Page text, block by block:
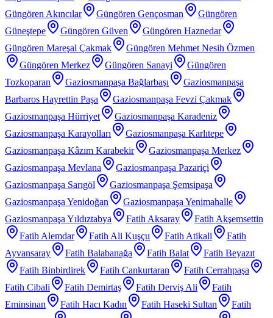
Güngören Akıncılar
Güngören Gençosman
Güngören
Güneştepe
Güngören Güven
Güngören Haznedar
Güngören Mareşal Çakmak
Güngören Mehmet Nesih Özmen
Güngören Merkez
Güngören Sanayi
Güngören
Tozkoparan
Gaziosmanpaşa Bağlarbaşı
Gaziosmanpaşa
Barbaros Hayrettin Paşa
Gaziosmanpaşa Fevzi Çakmak
Gaziosmanpaşa Hürriyet
Gaziosmanpaşa Karadeniz
Gaziosmanpaşa Karayolları
Gaziosmanpaşa Karlıtepe
Gaziosmanpaşa Kâzım Karabekir
Gaziosmanpaşa Merkez
Gaziosmanpaşa Mevlana
Gaziosmanpaşa Pazariçi
Gaziosmanpaşa Sarıgöl
Gaziosmanpaşa Şemsipaşa
Gaziosmanpaşa Yenidoğan
Gaziosmanpaşa Yenimahalle
Gaziosmanpaşa Yıldıztabya
Fatih Aksaray
Fatih Akşemsettin
Fatih Alemdar
Fatih Ali Kuşçu Fatih Atikali
Fatih
Ayvansaray
Fatih Balabanağa Fatih Balat
Fatih Beyazıt
Fatih Binbirdirek
Fatih Cankurtaran
Fatih Cerrahpaşa
Fatih Cibali
Fatih Demirtaş Fatih Derviş Ali
Fatih
Eminsinan
Fatih Hacı Kadın Fatih Haseki Sultan
Fatih